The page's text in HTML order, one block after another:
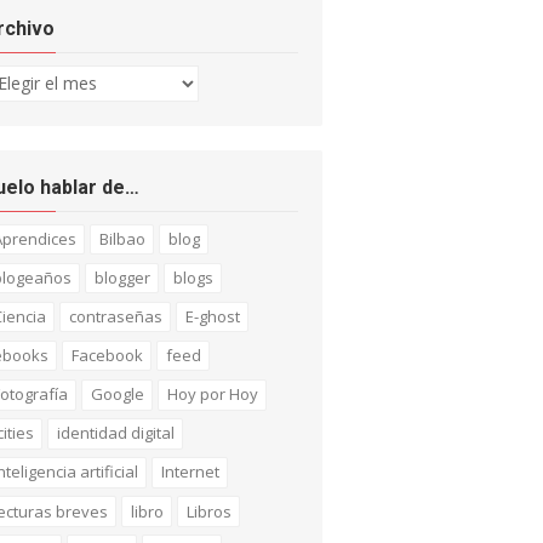
hablar de…
Bilbao
blog
blogger
blogs
contraseñas
E-ghost
Facebook
feed
Google
Hoy por Hoy
identidad digital
artificial
Internet
breves
libro
Libros